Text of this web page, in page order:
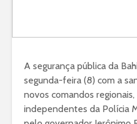
A segurança pública da
segunda-feira (8) com a
novos comandos
independentes da Polícia